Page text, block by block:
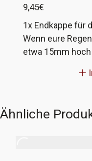
9,45€
1x Endkappe für
Wenn eure
etwa 15mm
könmnten diese
Ähnliche